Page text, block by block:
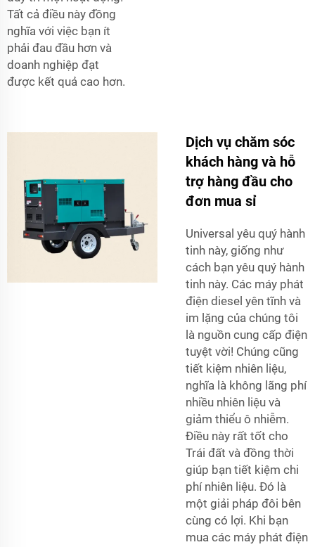
Tất cả điều này đồng
nghĩa với việc bạn ít
phải đau đầu hơn và
doanh nghiệp đạt
được kết quả cao hơn.
Dịch vụ chăm sóc
khách hàng và hỗ
trợ hàng đầu cho
đơn mua sỉ
Universal yêu quý hành
tinh này, giống như
cách bạn yêu quý hành
tinh này. Các máy phát
điện diesel yên tĩnh và
im lặng của chúng tôi
là nguồn cung cấp điện
tuyệt vời! Chúng cũng
tiết kiệm nhiên liệu,
nghĩa là không lãng phí
nhiều nhiên liệu và
giảm thiểu ô nhiễm.
Điều này rất tốt cho
Trái đất và đồng thời
giúp bạn tiết kiệm chi
phí nhiên liệu. Đó là
một giải pháp đôi bên
cùng có lợi. Khi bạn
mua các máy phát điện